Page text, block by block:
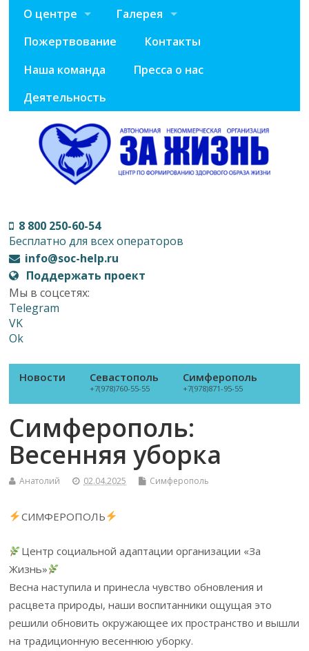
О центре
Галерея
Пожертвование
Контакты
Наша команда
Пресса о нас
Деятельность
8 800 250-60-54
Бесплатно для всех операторов
info@soc-help.ru
Поддержать проект
Мы в соцсетях:
Telegram
VK
Ok
Новости Севастополь
+7(978)760-55-55
Симферополь
+7(978)871-95-55
Симферополь:
Весенняя уборка
Анатолий 02.04.2025 Симферополь
СИМФЕРОПОЛЬ
Центр социальной адаптации организации «За
Жизнь»
Весна наступила и принесла чувство обновления и
расцвета природы, наши воспитанники ощущая это
решили обновить окружающее их пространство и вышли
на традиционную весеннюю уборку.